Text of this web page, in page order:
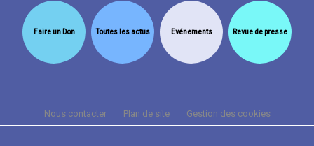
Faire un Don Toutes les actus Evénements Revue de presse
Nous contacter Plan de site
Gestion des cookies
Cookies et données personnelles
Mentions légales
Crédits